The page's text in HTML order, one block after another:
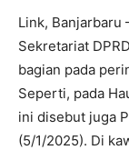
Link, Banjarbaru
Sekretariat
bagian pada
Seperti, pada
ini disebut juga
(5/1/2025). Di